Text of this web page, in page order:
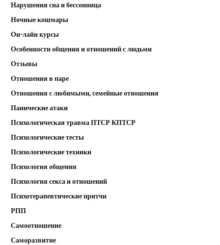
Нарушения сна и бессонница
Ночные кошмары
Он-лайн курсы
Особенности общения и отношений с людьми
Отзывы
Отношения в паре
Отношения с любимыми, семейные отношения
Панические атаки
Психологическая травма ПТСР КПТСР
Психологические тесты
Психологические техники
Психология общения
Психология секса и отношений
Психотерапевтические притчи
РПП
Самоотношение
Саморазвитие